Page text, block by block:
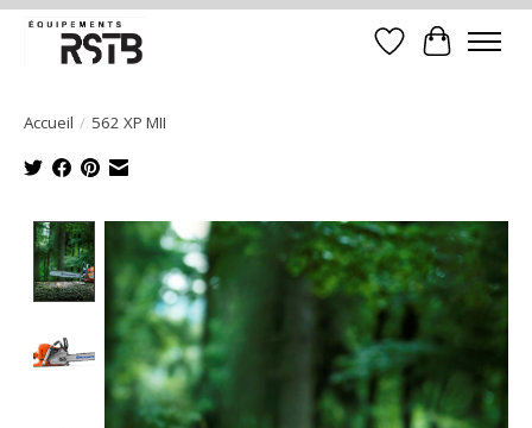
Liste dePanier
Accueil / 562 XP MII
Product image slideshow Items